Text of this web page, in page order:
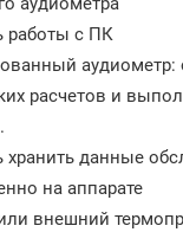
работы с ПК
аудиометр:
расчетов и
данные
на аппарате
внешний